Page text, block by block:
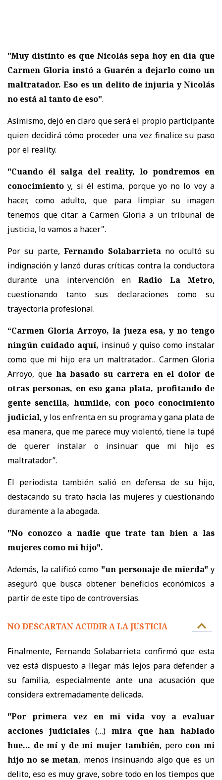
"Muy distinto es que Nicolás sepa hoy en día que
Carmen Gloria instó a Guarén a dejarlo como un
maltratador. Eso es un delito de injuria y Nicolás
no está al tanto de eso".
Asimismo, dejó en claro que será el propio participante
quien decidirá cómo proceder una vez finalice su paso
por el reality.
"Cuando él salga del reality, lo pondremos en
conocimiento y, si él estima, porque yo no lo voy a
hacer, como adulto, que para limpiar su imagen
tenemos que citar a Carmen Gloria a un tribunal de
justicia, lo vamos a hacer".
Por su parte,Fernando Solabarrietano ocultó su
indignación y lanzó duras críticas contra la conductora
durante una intervención enRadio La Metro,
cuestionando tanto sus declaraciones como su
trayectoria profesional.
“Carmen Gloria Arroyo, la jueza esa, y no tengo
ningún cuidado aquí, insinuó y quiso como instalar
como que mi hijo era un maltratador… Carmen Gloria
Arroyo, queha basado su carrera en el dolor de
otras personas, en eso gana plata, profitando de
gente sencilla, humilde, con poco conocimiento
judicial, y los enfrenta en su programa y gana plata de
esa manera, que me parece muy violentó, tiene la tupé
de querer instalar o insinuar que mi hijo es
maltratador”.
El periodista también salió en defensa de su hijo,
destacando su trato hacia las mujeres y cuestionando
duramente a la abogada.
"No conozco a nadie que trate tan bien a las
mujeres como mi hijo".
Además, la calificó como "un personaje de mierda" y
aseguró que busca obtener beneficios económicos a
partir de este tipo de controversias.
NO DESCARTAN ACUDIR A LA JUSTICIA
Finalmente, Fernando Solabarrieta confirmó que esta
vez está dispuesto a llegar más lejos para defender a
su familia, especialmente ante una acusación que
considera extremadamente delicada.
"Por primera vez en mi vida voy a evaluar
acciones judiciales(…)mira que han hablado
hue… de mí y de mi mujer también, pero con mi
hijo no se metan, menos insinuando algo que es un
delito, eso es muy grave, sobre todo en los tiempos que